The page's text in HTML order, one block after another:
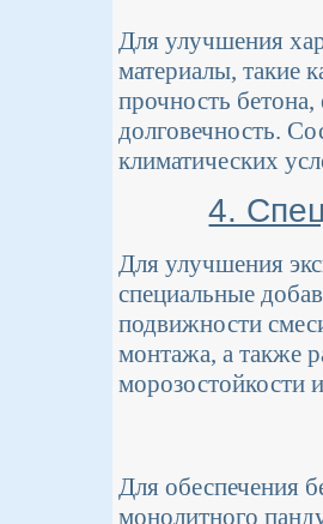
Для улучшения
материалы, такие
прочность
долговечность.
климатических
4.
Для улучшения
специальные
подвижности
монтажа, а также
морозостойкости
Для обеспечения
монолитного